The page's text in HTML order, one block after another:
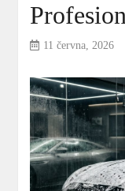
11 června, 2026